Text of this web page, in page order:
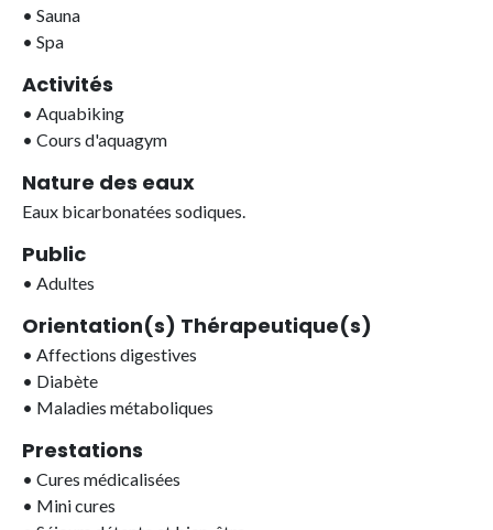
• Sauna
• Spa
Activités
• Aquabiking
• Cours d'aquagym
Nature des eaux
Eaux bicarbonatées sodiques.
Public
• Adultes
Orientation(s) Thérapeutique(s)
• Affections digestives
• Diabète
• Maladies métaboliques
Prestations
• Cures médicalisées
• Mini cures